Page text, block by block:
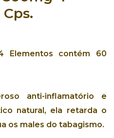
Elementos contém 60
anti-inflamatório e
natural, ela retarda o
os males do tabagismo.